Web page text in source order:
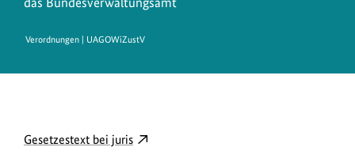
Verordnungen | UAGOWiZustV
D
Gesetzestext bei jurisexterner